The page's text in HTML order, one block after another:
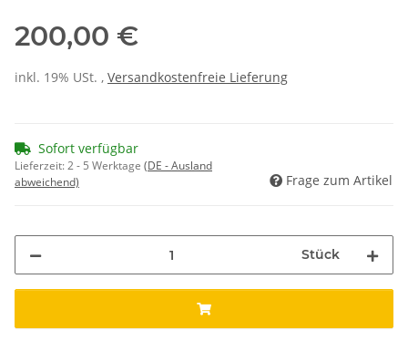
200,00 €
inkl. 19% USt. , Versandkostenfreie Lieferung
Sofort verfügbar
Lieferzeit:2 - 5 Werktage (DE - Ausland
abweichend)
Frage zum Artikel
Stück